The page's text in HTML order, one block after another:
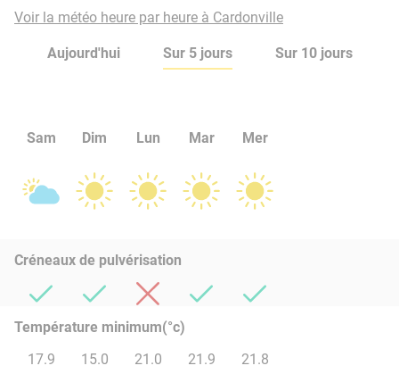
Voir la météo heure par heure à Cardonville
Aujourd'hui Sur 5 jours Sur 10 jours
Sam Dim Lun Mar Mer
Créneaux de pulvérisation
Température minimum(°c)
17.9
15.0 21.0 21.9 21.8